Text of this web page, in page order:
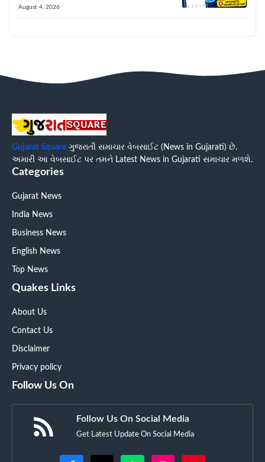
August 4, 2026
Gujarat Square ગુજરાતી સમાચાર વેબસાઈટ (News in Gujarati) છે.
અમારી આ વેબસાઈટ પર તમને Latest News in Gujarati સમાચાર મળશે.
Categories
Gujarat News
India News
Business News
English News
Top News
Quakes Links
About Us
Contact Us
Disclaimer
Privacy policy
Follow Us On
Follow Us On Social Media
Get Latest Update On Social Media